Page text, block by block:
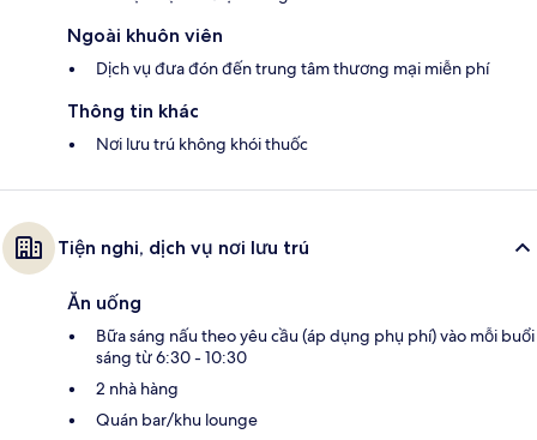
Ngoài khuôn viên
Dịch vụ đưa đón đến trung tâm thương mại miễn phí
Thông tin khác
Nơi lưu trú không khói thuốc
Tiện nghi, dịch vụ nơi lưu trú
Ăn uống
Bữa sáng nấu theo yêu cầu (áp dụng phụ phí) vào mỗi buổi
sáng từ 6:30 - 10:30
2 nhà hàng
Quán bar/khu lounge